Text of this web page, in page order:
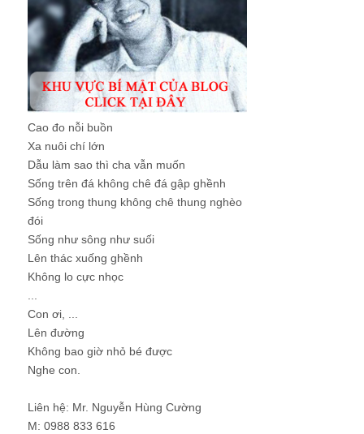
Cao đo nỗi buồn
Xa nuôi chí lớn
Dẫu làm sao thì cha vẫn muốn
Sống trên đá không chê đá gập ghềnh
Sống trong thung không chê thung nghèo
đói
Sống như sông như suối
Lên thác xuống ghềnh
Không lo cực nhọc
Con ơi, ...
Lên đường
Không bao giờ nhỏ bé được
Nghe con.
Liên hệ: Mr. Nguyễn Hùng Cường
M: 0988 833 616